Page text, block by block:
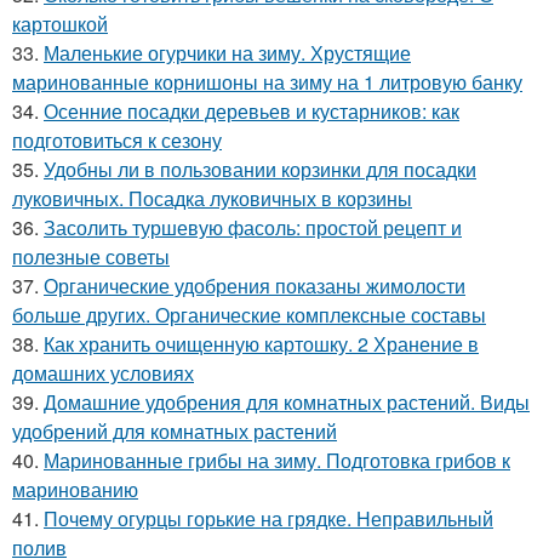
картошкой
33. Маленькие огурчики на зиму. Хрустящие
маринованные корнишоны на зиму на 1 литровую банку
34. Осенние посадки деревьев и кустарников: как
подготовиться к сезону
35. Удобны ли в пользовании корзинки для посадки
луковичных. Посадка луковичных в корзины
36. Засолить туршевую фасоль: простой рецепт и
полезные советы
37. Органические удобрения показаны жимолости
больше других. Органические комплексные составы
38. Как хранить очищенную картошку. 2 Хранение в
домашних условиях
39. Домашние удобрения для комнатных растений. Виды
удобрений для комнатных растений
40. Маринованные грибы на зиму. Подготовка грибов к
маринованию
41. Почему огурцы горькие на грядке. Неправильный
полив